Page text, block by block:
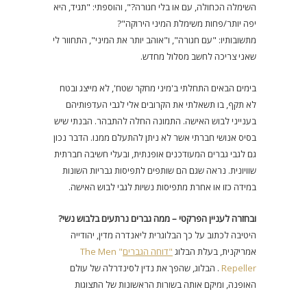
השימלה הכחולה, עם או בלי חגורה?", והוספתי: "תגיד, היא
יפה יותר/פחות משימלת המיני הירוקה"?
מתשובותיו: "עם חגורה", ו"אוהב יותר את המיני", התחוור לי
שאני צריכה לחשב מסלול מחדש.
בימים הבאים התחלתי ב'מיני מחקר שטח', לא מייצג ובטח
לא תקף, בו תשאלתי את הקרובים אלי לגבי העדפותיהם
בענייני לבוש האישה. התמונה החלה להתבהר. הבנתי שיש
בסיס אנושי חברתי אשר לא ניתן להתעלם ממנו. הדבר נכון
גם לגבי גברים המעודכנים אופנתית, ובעלי חשיבה חברתית
שוויונית. נראה שגם הם שותפים לתפיסות גבריות השונות
במידה כזו או אחרת מתפיסות נשיות לגבי לבוש האישה.
ובחזרה לעניין הפרקטי – ממה גברים נרתעים בלבוש נשי?
היטיבה לכתוב על כך הבלוגרית ליאנדרה מדין, יהודייה
אמריקנית, בעלת הבלוג "דוחה הגברים
" The Men
Repeller . הבלוג, שהפך את נדין לסינדרלה של עולם
האופנה, ומיקם אותה בשורות הראשונות של התצוגות